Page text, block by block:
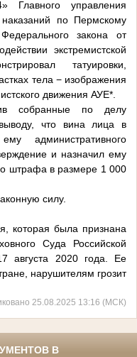
управления
по Пермскому
закона от
экстремистской
татуировки,
тела − изображения
движения АУЕ*.
собранные по делу
что вина лица в
административного
и назначил ему
штрафа в размере 1 000
силу.
которая была признана
Суда Российской
2020 года. Ее
нарушителям грозит
25.08.2025 13:16 (МСК)
В